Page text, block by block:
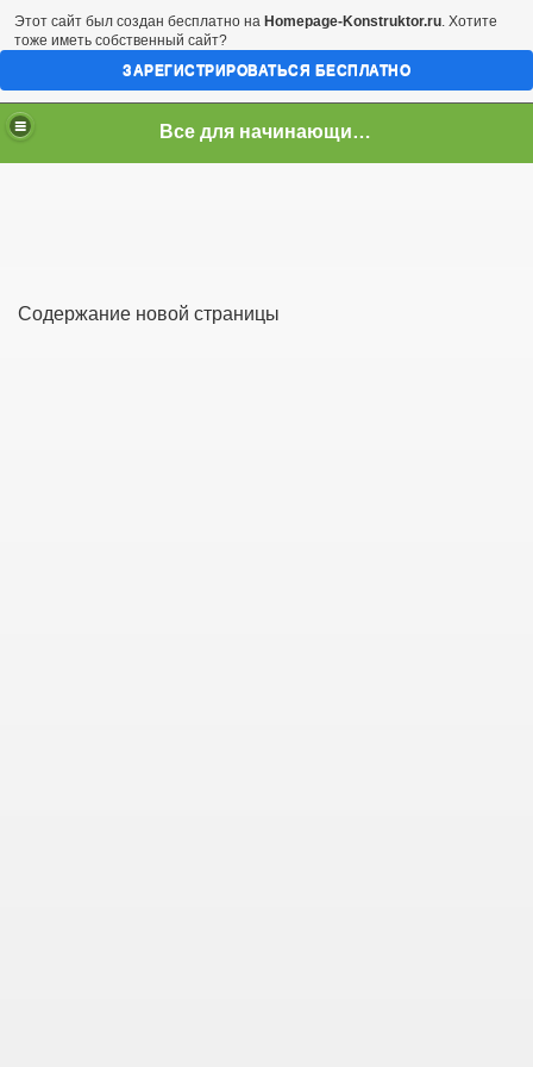
Все для начинающих Web-masterОВ
Содержание новой страницы
Этот сайт был создан бесплатно на Homepage-Konstruktor.ru. Хотите
тоже иметь собственный сайт?
ЗАРЕГИСТРИРОВАТЬСЯ БЕСПЛАТНО